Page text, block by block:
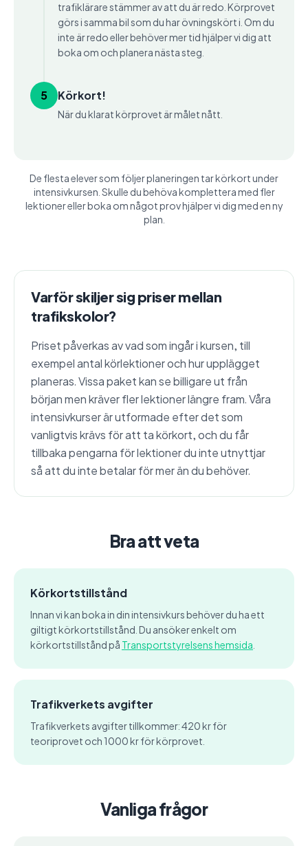
trafiklärare stämmer av att du är redo. Körprovet
görs i samma bil som du har övningskört i. Om du
inte är redo eller behöver mer tid hjälper vi dig att
boka om och planera nästa steg.
5 Körkort!
När du klarat körprovet är målet nått.
De flesta elever som följer planeringen tar körkort under
intensivkursen. Skulle du behöva komplettera med fler
lektioner eller boka om något prov hjälper vi dig med en ny
plan.
Varför skiljer sig priser mellan
trafikskolor?
Priset påverkas av vad som ingår i kursen, till
exempel antal körlektioner och hur upplägget
planeras. Vissa paket kan se billigare ut från
början men kräver fler lektioner längre fram. Våra
intensivkurser är utformade efter det som
vanligtvis krävs för att ta körkort, och du får
tillbaka pengarna för lektioner du inte utnyttjar
så att du inte betalar för mer än du behöver.
Bra att veta
Körkortstillstånd
Innan vi kan boka in din intensivkurs behöver du ha ett
giltigt körkortstillstånd. Du ansöker enkelt om
körkortstillstånd på Transportstyrelsens hemsida
Trafikverkets avgifter
Trafikverkets avgifter tillkommer: 420 kr för
teoriprovet och 1000 kr för körprovet.
Vanliga frågor